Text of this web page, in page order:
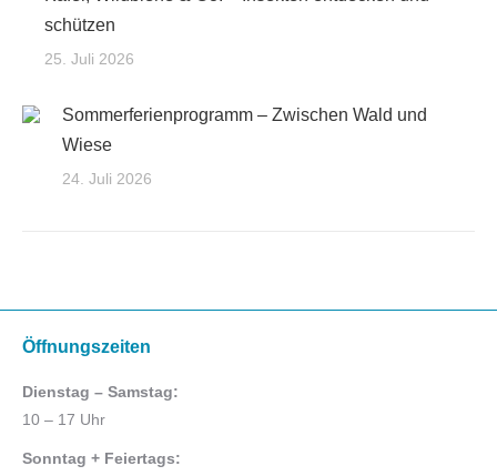
schützen
25. Juli 2026
Sommerferienprogramm – Zwischen Wald und
Wiese
24. Juli 2026
Öffnungszeiten
Dienstag – Samstag:
10 – 17 Uhr
Sonntag + Feiertags: